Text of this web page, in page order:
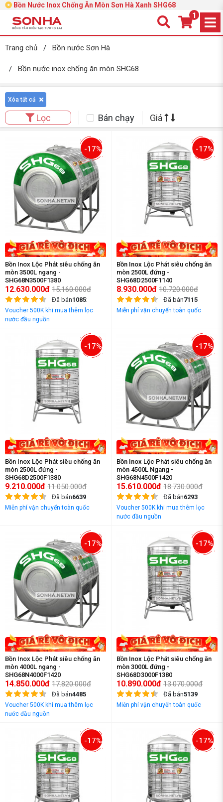
Bồn Nước Inox Chống Ăn Mòn Sơn Hà Xanh SHG68
1
Trang chủ / Bồn nước Sơn Hà
/ Bồn nước inox chống ăn mòn SHG68
Xóa tất cả
Lọc Bán chạy Giá
-17%
Bồn Inox Lộc Phát siêu chống ăn
mòn 3500L ngang -
SHG68N3500F1380
12.630.000đ 15.160.000đ
Đã bán10852
Voucher 500K khi mua thêm lọc
nước đầu nguồn
-17%
Bồn Inox Lộc Phát siêu chống ăn
mòn 2500L đứng -
SHG68D2500F1140
8.930.000đ 10.720.000đ
Đã bán7115
Miễn phí vận chuyển toàn quốc
-17%
Bồn Inox Lộc Phát siêu chống ăn
mòn 2500L đứng -
SHG68D2500F1380
9.210.000đ 11.050.000đ
Đã bán6639
Miễn phí vận chuyển toàn quốc
-17%
Bồn Inox Lộc Phát siêu chống ăn
mòn 4500L Ngang -
SHG68N4500F1420
15.610.000đ 18.730.000đ
Đã bán6293
Voucher 500K khi mua thêm lọc
nước đầu nguồn
-17%
Bồn Inox Lộc Phát siêu chống ăn
mòn 4000L ngang -
SHG68N4000F1420
14.850.000đ 17.820.000đ
Đã bán4485
Voucher 500K khi mua thêm lọc
nước đầu nguồn
-17%
Bồn Inox Lộc Phát siêu chống ăn
mòn 3000L đứng -
SHG68D3000F1380
10.890.000đ 13.070.000đ
Đã bán5139
Miễn phí vận chuyển toàn quốc
-17% -17%